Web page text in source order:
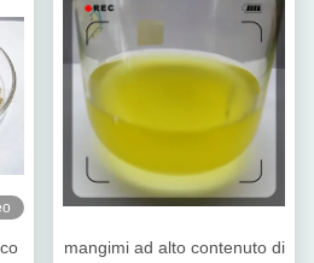
mangimi ad alto contenuto di